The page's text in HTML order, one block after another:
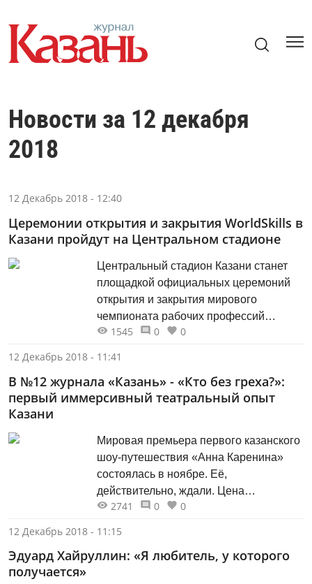
Новости за 12 декабря
2018
12 Декабрь 2018 - 12:40
Церемонии открытия и закрытия WorldSkills в
Казани пройдут на Центральном стадионе
Центральный стадион Казани станет
площадкой официальных церемоний
открытия и закрытия мирового
чемпионата рабочих профессий
WorldSkills-2019. Актуальные вопросы
ходе выездного совещания с участием
Мэра Казани Ильсура Метшина.
профессиональному мастерству по
стандартам WorldSkills соберет
молодых профессионалов из более 60
стран мира,...
1545 0
0
12 Декабрь 2018 - 11:41
В №12 журнала «Казань» - «Кто без греха?»:
первый иммерсивный театральный опыт
Казани
Мировая премьера первого казанского
шоу-путешествия «Анна Каренина»
состоялась в ноябре. Её,
действительно, ждали. Цена
настораживала, реклама интриговала,
замыслу фонда поддержки
2741 0
0
12 Декабрь 2018 - 11:15
Эдуард Хайруллин: «Я любитель, у которого
получается»